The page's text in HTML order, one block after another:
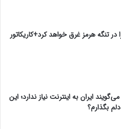
در تنگه هرمز غرق خواهد کرد+کاریکاتور
ایران به اینترنت نیاز ندارد؛ این
بگذارم؟